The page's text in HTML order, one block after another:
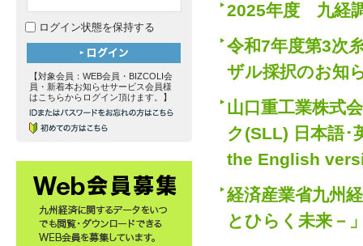
2025年度 九経
令和7年度第3次
ザル採択のお知
山口重工業株式
ク(SLL) 日本語
the English
経済産業省九州
とひらく未来－
ログイン状態を保持する
【対象会員：WEB会員・BIZCOLI会
員・新着本お知らせサービス会員様
はこちらからログイン頂けます。】